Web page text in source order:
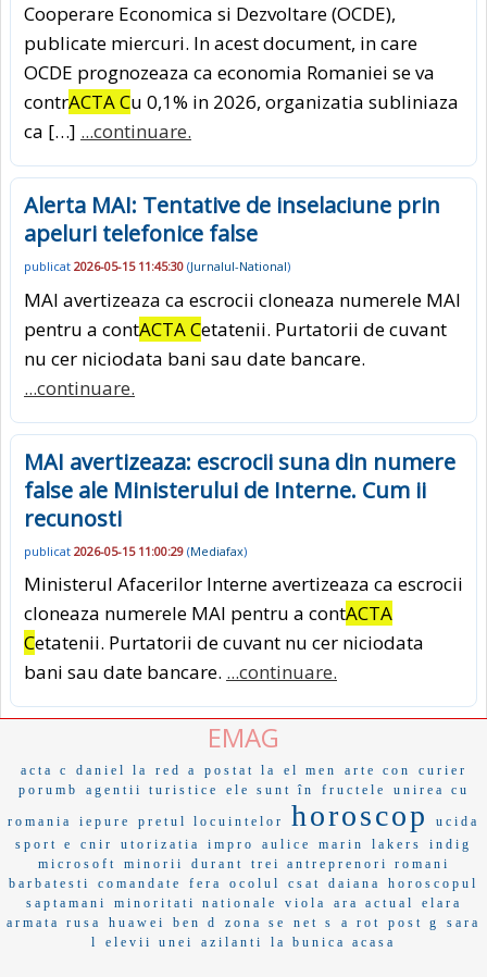
Cooperare Economica si Dezvoltare (OCDE),
publicate miercuri. In acest document, in care
OCDE prognozeaza ca economia Romaniei se va
contrACTA Cu 0,1% in 2026, organizatia subliniaza
ca […] ...continuare.
Alerta MAI: Tentative de inselaciune prin
apeluri telefonice false
publicat 2026-05-15 11:45:30 (Jurnalul-National)
MAI avertizeaza ca escrocii cloneaza numerele MAI
pentru a contACTA Cetatenii. Purtatorii de cuvant
nu cer niciodata bani sau date bancare.
...continuare.
MAI avertizeaza: escrocii suna din numere
false ale Ministerului de Interne. Cum ii
recunosti
publicat 2026-05-15 11:00:29 (Mediafax)
Ministerul Afacerilor Interne avertizeaza ca escrocii
cloneaza numerele MAI pentru a contACTA
Cetatenii. Purtatorii de cuvant nu cer niciodata
bani sau date bancare. ...continuare.
EMAG
acta c daniel la red a postat la el men arte con
curier
porumb
agentii turistice ele sunt în fructele unirea cu
romania iepure pretul locuintelor horoscop
ucida
sport e
cnir utorizatia impro aulice marin lakers
indig
microsoft
minorii durant
trei antreprenori romani
barbatesti
comandate fera ocolul csat daiana
horoscopul
saptamani
minoritati nationale viola ara actual
elara
armata rusa
huawei ben d zona se net s a rot post g
sara
l
elevii unei azilanti la bunica acasa